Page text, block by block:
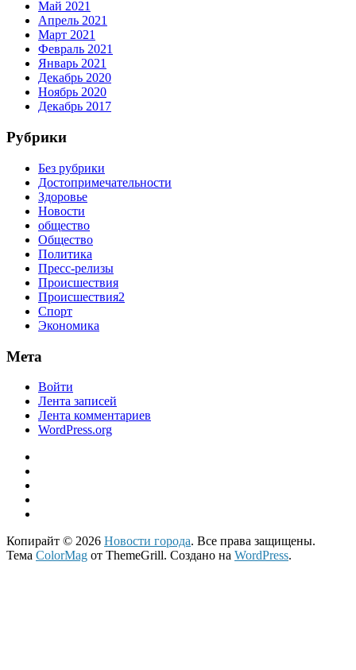
Май 2021
Апрель 2021
Март 2021
Февраль 2021
Январь 2021
Декабрь 2020
Ноябрь 2020
Декабрь 2017
Рубрики
Без рубрики
Достопримечательности
Здоровье
Новости
общество
Общество
Политика
Пресс-релизы
Происшествия
Происшествия2
Спорт
Экономика
Мета
Войти
Лента записей
Лента комментариев
WordPress.org
Копирайт © 2026 Новости города. Все права защищены.
Тема ColorMag от ThemeGrill. Создано на WordPress.